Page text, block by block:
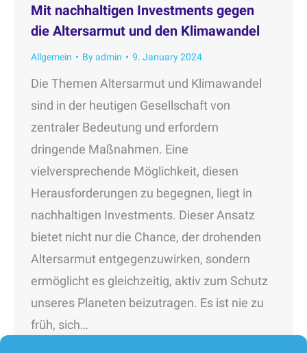
Mit nachhaltigen Investments gegen
die Altersarmut und den Klimawandel
Allgemein Byadmin 9. January 2024
Die Themen Altersarmut und Klimawandel
sind in der heutigen Gesellschaft von
zentraler Bedeutung und erfordern
dringende Maßnahmen. Eine
vielversprechende Möglichkeit, diesen
Herausforderungen zu begegnen, liegt in
nachhaltigen Investments. Dieser Ansatz
bietet nicht nur die Chance, der drohenden
Altersarmut entgegenzuwirken, sondern
ermöglicht es gleichzeitig, aktiv zum Schutz
unseres Planeten beizutragen. Es ist nie zu
früh, sich…